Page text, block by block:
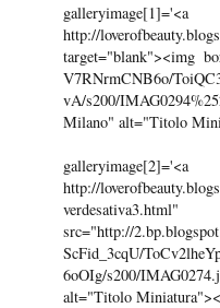
galleryimage[1]='<a
http://
target="blank"><img
V7RNrmCNB6o/
vA/s200/
Milano" alt="Titolo
galleryimage[2]='<a
http://
src="http://
ScFid_3cqU/
6oOIg/s200/
alt="Titolo